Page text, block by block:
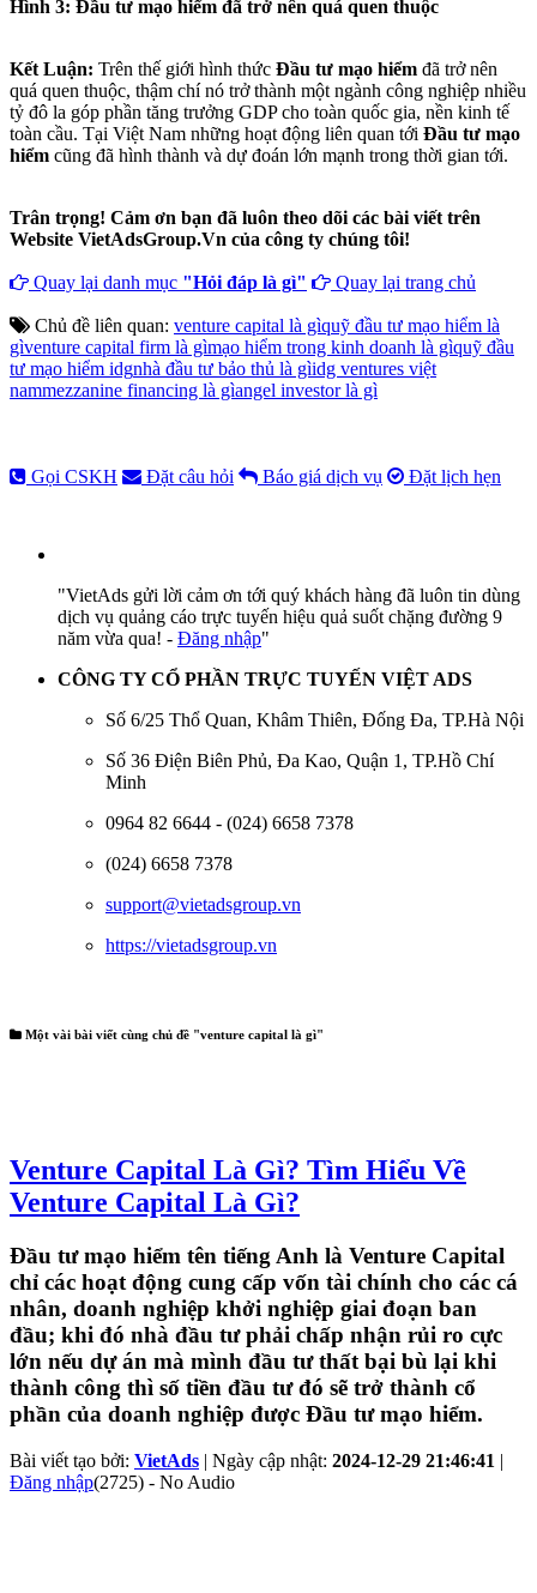
Hình 3: Đầu tư mạo hiểm đã trở nên quá quen thuộc
Kết Luận: Trên thế giới hình thức Đầu tư mạo hiểm đã trở nên
quá quen thuộc, thậm chí nó trở thành một ngành công nghiệp nhiều
tỷ đô la góp phần tăng trưởng GDP cho toàn quốc gia, nền kinh tế
toàn cầu. Tại Việt Nam những hoạt động liên quan tới Đầu tư mạo
hiểm cũng đã hình thành và dự đoán lớn mạnh trong thời gian tới.
Trân trọng! Cảm ơn bạn đã luôn theo dõi các bài viết trên
Website VietAdsGroup.Vn của công ty chúng tôi!
Quay lại danh mục "Hỏi đáp là gì" Quay lại trang chủ
Chủ đề liên quan: venture capital là gìquỹ đầu tư mạo hiểm là
gìventure capital firm là gìmạo hiểm trong kinh doanh là gìquỹ đầu
tư mạo hiểm idgnhà đầu tư bảo thủ là gìidg ventures việt
nammezzanine financing là gìangel investor là gì
Gọi CSKH Đặt câu hỏi Báo giá dịch vụ Đặt lịch hẹn
"VietAds gửi lời cảm ơn tới quý khách hàng đã luôn tin dùng
dịch vụ quảng cáo trực tuyến hiệu quả suốt chặng đường 9
năm vừa qua! - Đăng nhập"
CÔNG TY CỔ PHẦN TRỰC TUYẾN VIỆT ADS
Số 6/25 Thổ Quan, Khâm Thiên, Đống Đa, TP.Hà Nội
Số 36 Điện Biên Phủ, Đa Kao, Quận 1, TP.Hồ Chí
Minh
0964 82 6644 - (024) 6658 7378
(024) 6658 7378
support@vietadsgroup.vn
https://vietadsgroup.vn
Một vài bài viết cùng chủ đề "venture capital là gì"
Venture Capital Là Gì? Tìm Hiểu Về
Venture Capital Là Gì?
Đầu tư mạo hiểm tên tiếng Anh là Venture Capital
chỉ các hoạt động cung cấp vốn tài chính cho các cá
nhân, doanh nghiệp khởi nghiệp giai đoạn ban
đầu; khi đó nhà đầu tư phải chấp nhận rủi ro cực
lớn nếu dự án mà mình đầu tư thất bại bù lại khi
thành công thì số tiền đầu tư đó sẽ trở thành cổ
phần của doanh nghiệp được Đầu tư mạo hiểm.
Bài viết tạo bởi: VietAds | Ngày cập nhật: 2024-12-29 21:46:41 |
Đăng nhập(2725) - No Audio